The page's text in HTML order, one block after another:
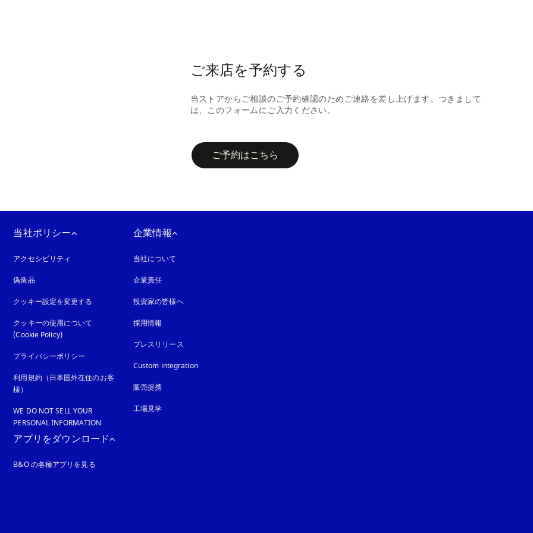
ご来店を予約する
当ストアからご相談のご予約確認のためご連絡を差し上げます。つきまして
は、このフォームにご入力ください。
ご予約はこちら
当社ポリシー
アクセシビリティ
新しいタブに表示されます
偽造品新しいタブに表示されます
クッキー設定を変更する
クッキーの使用について
(Cookie Policy)新しいタブに表示されます
プライバシーポリシー
利用規約（日本国外在住のお客
様）
WE DO NOT SELL YOUR
PERSONAL INFORMATION
企業情報
当社について
企業責任
投資家の皆様へ
採用情報
プレスリリース
Custom integration
販売提携
工場見学
す
アプリをダウンロード
B&O の各種アプリを見る